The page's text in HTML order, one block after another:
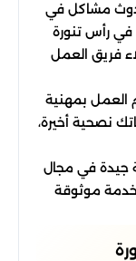
مشاكل في
رأس تنورة
فريق العمل
العمل بمهنية
نصحية أخيرة،
جيدة في مجال
موثوقة